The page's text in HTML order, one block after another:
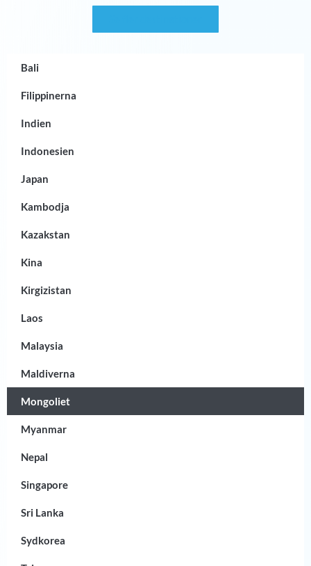
Bali
Filippinerna
Indien
Indonesien
Japan
Kambodja
Kazakstan
Kina
Kirgizistan
Laos
Malaysia
Maldiverna
Mongoliet
Myanmar
Nepal
Singapore
Sri Lanka
Sydkorea